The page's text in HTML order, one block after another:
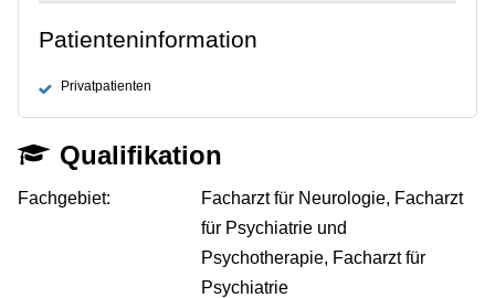
Patienteninformation
Privatpatienten
Qualifikation
Fachgebiet:
Facharzt für Neurologie, Facharzt
für Psychiatrie und
Psychotherapie, Facharzt für
Psychiatrie